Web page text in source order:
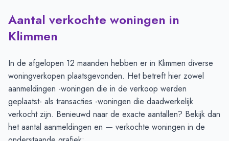
Aantal verkochte woningen in
Klimmen
In de afgelopen 12 maanden hebben er in Klimmen diverse
woningverkopen plaatsgevonden. Het betreft hier zowel
aanmeldingen -woningen die in de verkoop werden
geplaatst- als transacties -woningen die daadwerkelijk
verkocht zijn. Benieuwd naar de exacte aantallen? Bekijk dan
het aantal aanmeldingen en — verkochte woningen in de